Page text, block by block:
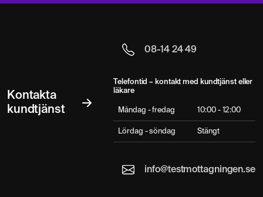
Kontakta
kundtjänst
08-14 24 49
Telefontid – kontakt med kundtjänst eller
läkare
Måndag - fredag 10:00 - 12:00
Lördag - söndag Stängt
info@testmottagningen.se